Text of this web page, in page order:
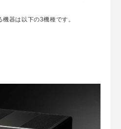
器は以下の3機種です。